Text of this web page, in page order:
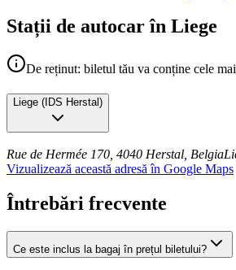
Stații de autocar în Liege
De reținut: biletul tău va conține cele
Liege (IDS Herstal)
Rue de Hermée 170, 4040 Herstal, Belgia
Vizualizează această adresă în Google Maps
Întrebări frecvente
Ce este inclus la bagaj în prețul biletului?